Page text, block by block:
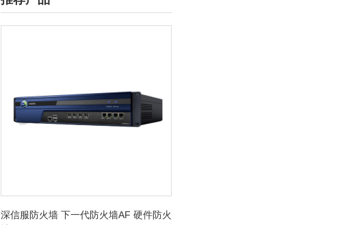
深信服防火墙 下一代防火墙AF 硬件防火